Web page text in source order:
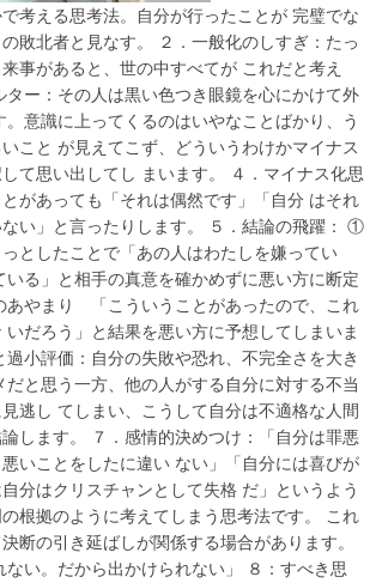
考える思考法。自分が行ったことが 完璧でな
敗北者と見なす。 ２．一般化のしすぎ：たっ
事があると、世の中すべてが これだと考え
ター：その人は黒い色つき眼鏡を心にかけて外
。意識に上ってくるのはいやなことばかり、う
こと が見えてこず、どういうわけかマイナス
て思い出してし まいます。 ４．マイナス化思
があっても「それは偶然です」「自分 はそれ
い」と言ったりします。 ５．結論の飛躍： ①
としたことで「あの人はわたしを嫌ってい
いる」と相手の真意を確かめずに悪い方に断定
あやまり 「こういうことがあったので、これ
だろう」と結果を悪い方に予想してしまいま
小評価：自分の失敗や恐れ、不完全さを大き
だと思う一方、他の人がする自分に対する不当
逃し てしまい、こうして自分は不適格な人間
します。 ７．感情的決めつけ：「自分は罪悪
いことをしたに違い ない」「自分には喜びが
分はクリスチャンとして失格 だ」というよう
根拠のように考えてしまう思考法です。 これ
断の引き延ばしが関係する場合があります。
ない。だから出かけられない」 ８：すべき思